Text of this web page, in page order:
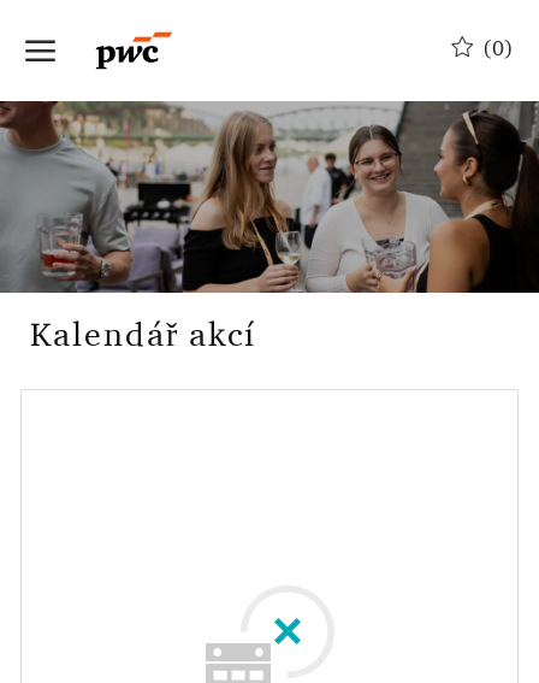
(0)
-
Kalendář akcí